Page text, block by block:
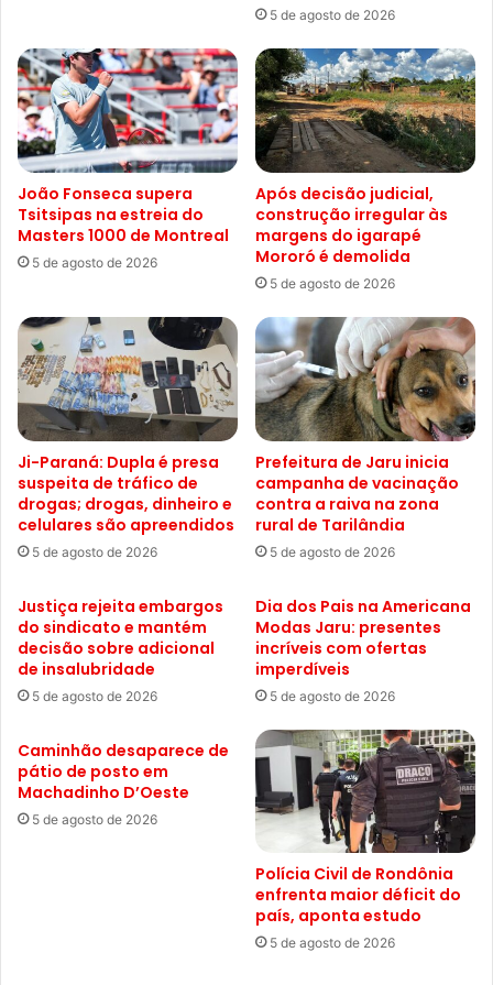
5 de agosto de 2026
João Fonseca supera
Tsitsipas na estreia do
Masters 1000 de Montreal
5 de agosto de 2026
Após decisão judicial,
construção irregular às
margens do igarapé
Mororó é demolida
5 de agosto de 2026
Ji-Paraná: Dupla é presa
suspeita de tráfico de
drogas; drogas, dinheiro e
celulares são apreendidos
5 de agosto de 2026
Prefeitura de Jaru inicia
campanha de vacinação
contra a raiva na zona
rural de Tarilândia
5 de agosto de 2026
Justiça rejeita embargos
do sindicato e mantém
decisão sobre adicional
de insalubridade
5 de agosto de 2026
Dia dos Pais na Americana
Modas Jaru: presentes
incríveis com ofertas
imperdíveis
5 de agosto de 2026
Caminhão desaparece de
pátio de posto em
Machadinho D’Oeste
5 de agosto de 2026
Polícia Civil de Rondônia
enfrenta maior déficit do
país, aponta estudo
5 de agosto de 2026